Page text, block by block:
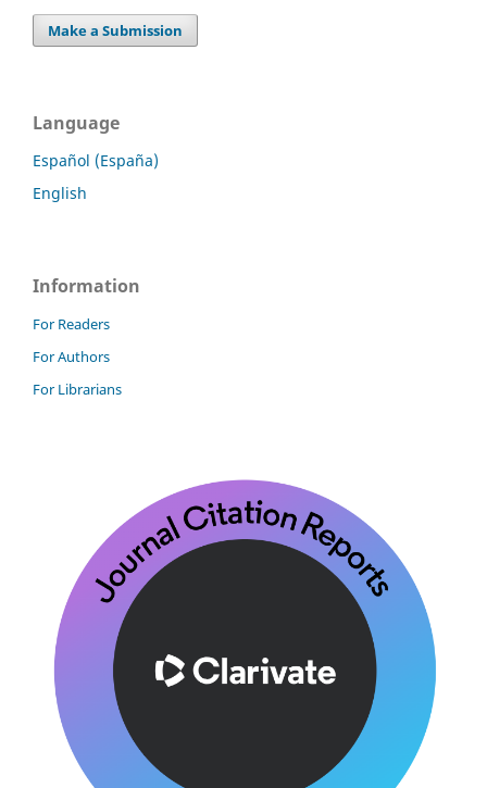
Make a Submission
Language
Español (España)
English
Information
For Readers
For Authors
For Librarians